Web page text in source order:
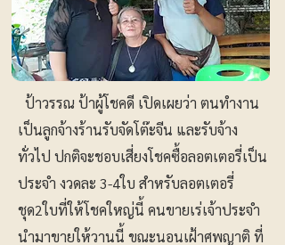
ป้าวรรณ ป้าผู้โชคดี เปิดเผยว่า ตนทำงาน
เป็นลูกจ้างร้านรับจัดโต๊ะจีน และรับจ้าง
ทั่วไป ปกติจะชอบเสี่ยงโชคซื้อลอตเตอรี่เป็น
ประจำ งวดละ 3-4ใบ สำหรับลอตเตอรี่
ชุด2ใบที่ให้โชคใหญ่นี้ คนขายเร่เจ้าประจำ
นำมาขายให้วานนี้ ขณะนอนเฝ้าศพญาติ ที่